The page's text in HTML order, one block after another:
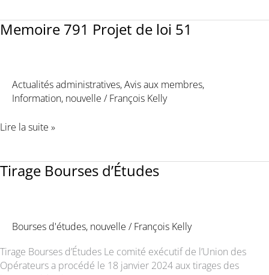
envers
les
l’industrie
la
Voici
sa
critiques
EN
LOI
Memoire 791 Projet de loi 51
Actualités administratives,Avis aux membres,
Information, nouvelle /François Kelly
Memoire
de
Lire la suite »
Tirage Bourses d’Études
Bourses d'études, nouvelle /François Kelly
Tirage Bourses d’Études Le comité exécutif de l’Union des
Opérateurs a procédé le 18 janvier 2024 aux tirages des